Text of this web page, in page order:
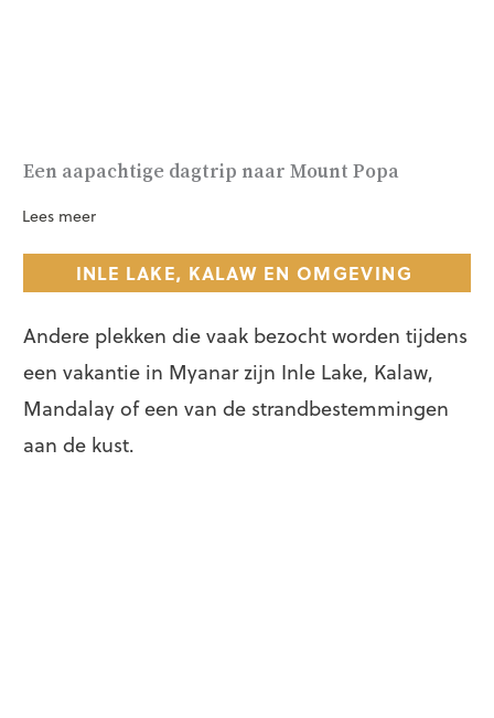
Een aapachtige dagtrip naar Mount Popa
Lees meer
INLE LAKE, KALAW EN OMGEVING
Andere plekken die vaak bezocht worden tijdens
een vakantie in Myanar zijn Inle Lake, Kalaw,
Mandalay of een van de strandbestemmingen
aan de kust.